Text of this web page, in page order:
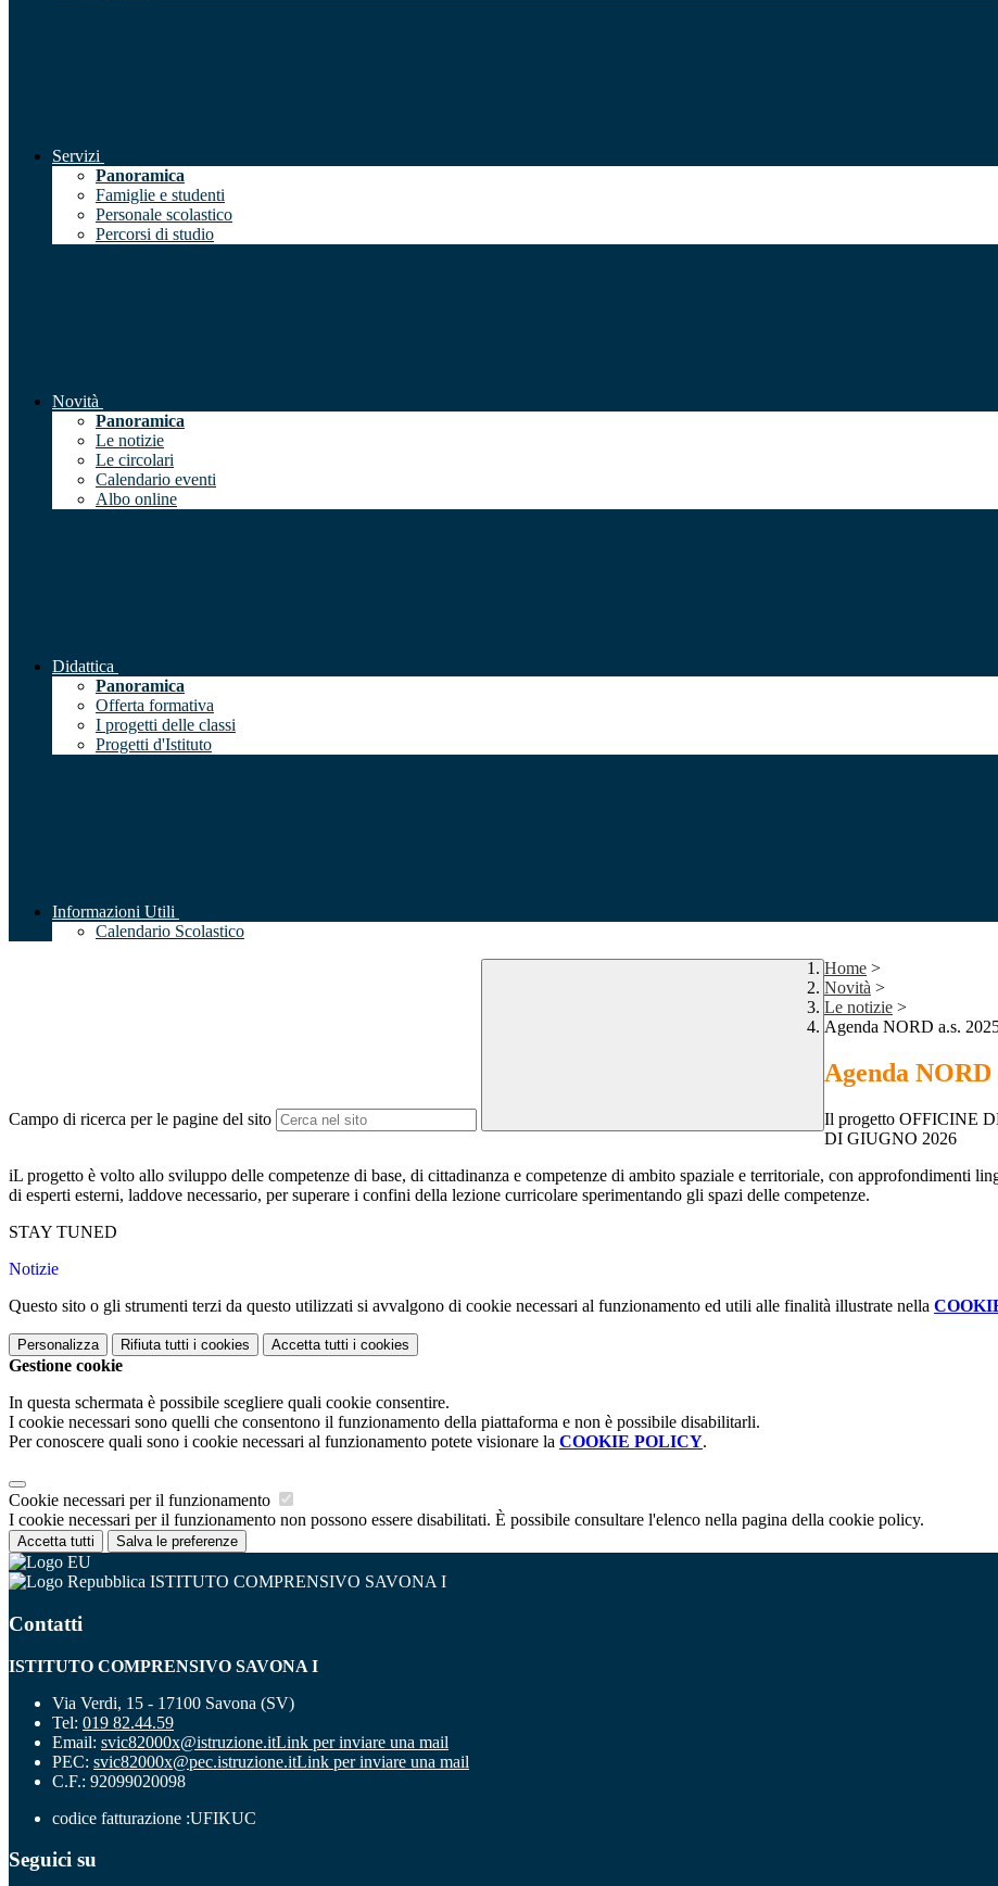
Servizi
Panoramica
Famiglie e studenti
Personale scolastico
Percorsi di studio
Novità
Panoramica
Le notizie
Le circolari
Calendario eventi
Albo online
Didattica
Panoramica
Offerta formativa
I progetti delle classi
Progetti d'Istituto
Informazioni Utili
Calendario Scolastico
Campo di ricerca per le pagine del sito
Home >
Novità >
Le notizie >
Agenda NORD a.s.
Agenda NORD
Il progetto OFFICINE
DI GIUGNO 2026
iL progetto è volto allo sviluppo delle competenze di base, di cittadinanza e competenze di ambito spaziale e territoriale, con approfondimenti
di esperti esterni, laddove necessario, per superare i confini della lezione curricolare sperimentando gli spazi delle competenze.
STAY TUNED
Notizie
Questo sito o gli strumenti terzi da questo utilizzati si avvalgono di cookie necessari al funzionamento ed utili alle finalità illustrate nella
Personalizza Rifiuta tutti i cookies Accetta tutti i cookies
Gestione cookie
In questa schermata è possibile scegliere quali cookie consentire.
I cookie necessari sono quelli che consentono il funzionamento della piattaforma e non è possibile disabilitarli.
Per conoscere quali sono i cookie necessari al funzionamento potete visionare la COOKIE POLICY.
Cookie necessari per il funzionamento
I cookie necessari per il funzionamento non possono essere disabilitati. È possibile consultare l'elenco nella pagina della cookie policy.
Accetta tutti Salva le preferenze
ISTITUTO COMPRENSIVO SAVONA I
Contatti
ISTITUTO COMPRENSIVO SAVONA I
Via Verdi, 15 - 17100 Savona (SV)
Tel: 019 82.44.59
Email: svic82000x@istruzione.itLink per inviare una mail
PEC: svic82000x@pec.istruzione.itLink per inviare una mail
C.F.: 92099020098
codice fatturazione :UFIKUC
Seguici su